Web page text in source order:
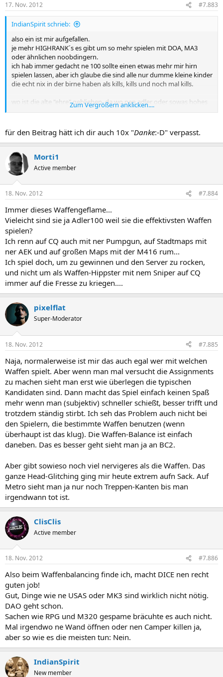
17. Nov. 2012 #7.883
IndianSpirit schrieb:
also ein ist mir aufgefallen.
je mehr HIGHRANK´s es gibt um so mehr spielen mit DOA, MA3
oder ähnlichen noobdingern.
ich hab immer gedacht ne 100 sollte einen etwas mehr mir hirn
spielen lassen, aber ich glaube die sind alle nur dumme kleine kinder
die echt nix in der birne haben als kills, kills und noch mal kills.
wo ist die alte "ehre" geblieben, da wo nen adler oder sowas hohes
noch was bedeutet hat.
Zum Vergrößern anklicken....
für den Beitrag hätt ich dir auch 10x "Danke:-D" verpasst.
Morti1
Active member
18. Nov. 2012 #7.884
Immer dieses Waffengeflame...
Vieleicht sind sie ja Adler100 weil sie die effektivsten Waffen
spielen?
Ich renn auf CQ auch mit ner Pumpgun, auf Stadtmaps mit
ner AEK und auf großen Maps mit der M416 rum...
Ich spiel doch, um zu gewinnen und den Server zu rocken,
und nicht um als Waffen-Hippster mit nem Sniper auf CQ
immer auf die Fresse zu kriegen....
pixelflat
Super-Moderator
18. Nov. 2012 #7.885
Naja, normalerweise ist mir das auch egal wer mit welchen
Waffen spielt. Aber wenn man mal versucht die Assignments
zu machen sieht man erst wie überlegen die typischen
Kandidaten sind. Dann macht das Spiel einfach keinen Spaß
mehr wenn man (subjektiv) schneller schießt, besser trifft und
trotzdem ständig stirbt. Ich seh das Problem auch nicht bei
den Spielern, die bestimmte Waffen benutzen (wenn
überhaupt ist das klug). Die Waffen-Balance ist einfach
daneben. Das es besser geht sieht man ja an BC2.
Aber gibt sowieso noch viel nervigeres als die Waffen. Das
ganze Head-Glitching ging mir heute extrem aufn Sack. Auf
Metro sieht man ja nur noch Treppen-Kanten bis man
irgendwann tot ist.
ClisClis
Active member
18. Nov. 2012 #7.886
Also beim Waffenbalancing finde ich, macht DICE nen recht
guten job!
Gut, Dinge wie ne USAS oder MK3 sind wirklich nicht nötig.
DAO geht schon.
Sachen wie RPG und M320 gespame bräcuhte es auch nicht.
Mal irgendwo ne Wand öffnen oder nen Camper killen ja,
aber so wie es die meisten tun: Nein.
IndianSpirit
New member